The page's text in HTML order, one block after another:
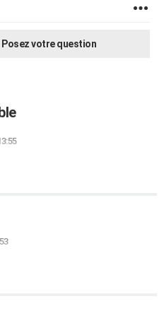
Posez votre question